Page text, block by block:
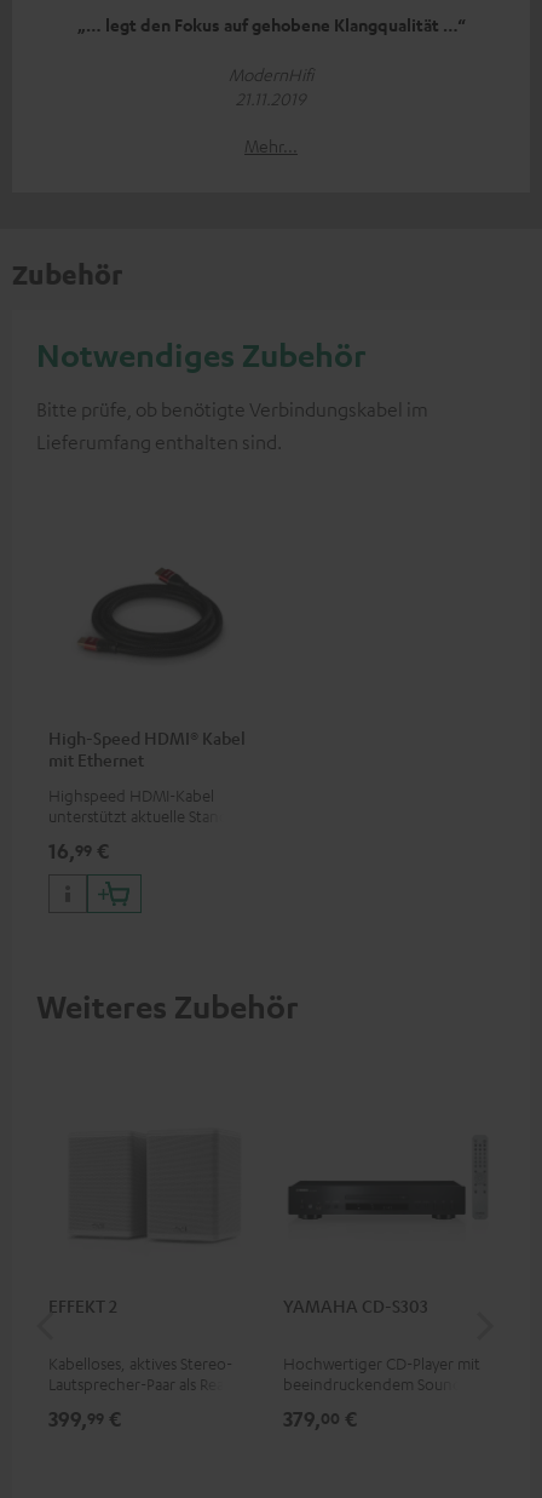
„… legt den Fokus auf gehobene Klangqualität …“
ModernHifi
21.11.2019
Mehr...
Zubehör
Notwendiges Zubehör
Bitte prüfe, ob benötigte Verbindungskabel im
Lieferumfang enthalten sind.
High-Speed HDMI® Kabel
mit Ethernet
Highspeed HDMI-Kabel
unterstützt aktuelle Standards
16,99 €
Weiteres Zubehör
EFFEKT 2
Kabelloses, aktives Stereo-
Lautsprecher-Paar als Rear-
geeignete Teufel Systeme
399,99 €
YAMAHA CD-S303
Hochwertiger CD-Player mit
beeindruckendem Sound und
379,00 €